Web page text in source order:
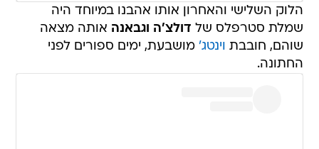
הלוק השלישי והאחרון אותו אהבנו במיוחד היה
שמלת סטרפלס של דולצ'ה וגבאנה אותה מצאה
שוהם, חובבת וינטג' מושבעת, ימים ספורים לפני
החתונה.